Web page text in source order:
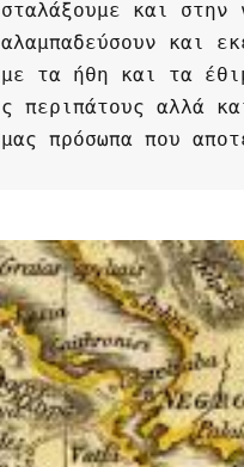
σταλάξουμε και
αλαμπαδεύσουν και
με τα ήθη και τα
ς περιπάτους αλλά
μας πρόσωπα που